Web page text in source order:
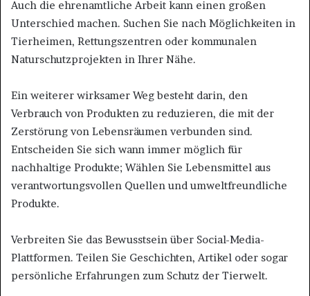
Auch die ehrenamtliche Arbeit kann einen großen
Unterschied machen. Suchen Sie nach Möglichkeiten in
Tierheimen, Rettungszentren oder kommunalen
Naturschutzprojekten in Ihrer Nähe.
Ein weiterer wirksamer Weg besteht darin, den
Verbrauch von Produkten zu reduzieren, die mit der
Zerstörung von Lebensräumen verbunden sind.
Entscheiden Sie sich wann immer möglich für
nachhaltige Produkte; Wählen Sie Lebensmittel aus
verantwortungsvollen Quellen und umweltfreundliche
Produkte.
Verbreiten Sie das Bewusstsein über Social-Media-
Plattformen. Teilen Sie Geschichten, Artikel oder sogar
persönliche Erfahrungen zum Schutz der Tierwelt.